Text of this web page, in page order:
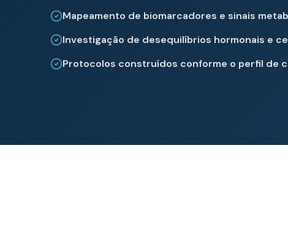
Mapeamento de biomarcadores e sinais
Investigação de desequilíbrios hormonais e
Protocolos construídos conforme o perfil de